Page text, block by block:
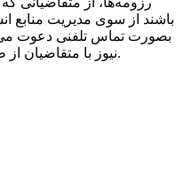
باشند از سوی مدیریت منابع
بصورت تماس تلفنی دعوت
نیوز با متقاضیان از طریق پیامک یا ایمیل تماس نمی‌گیرد.